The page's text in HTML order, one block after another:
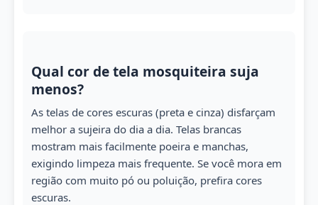
Qual cor de tela mosquiteira suja
menos?
As telas de cores escuras (preta e cinza) disfarçam
melhor a sujeira do dia a dia. Telas brancas
mostram mais facilmente poeira e manchas,
exigindo limpeza mais frequente. Se você mora em
região com muito pó ou poluição, prefira cores
escuras.